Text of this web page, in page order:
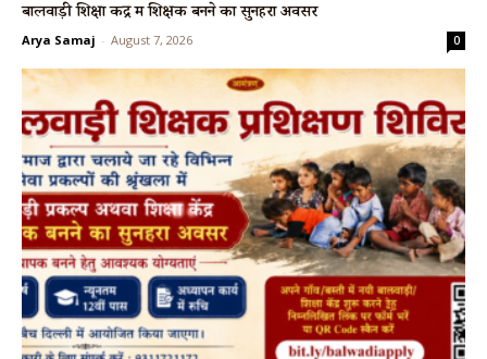
बालवाड़ी शिक्षा केंद्र में शिक्षक बनने का सुनहरा अवसर
Arya Samaj - August 7, 2026 0